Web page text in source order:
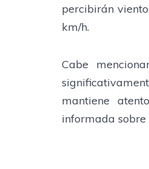
percibirán
km/h.
Cabe
mantiene
informada